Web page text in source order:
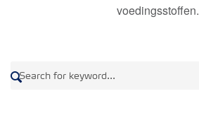
Meststoffen veiligheidvoedingsstoffen.